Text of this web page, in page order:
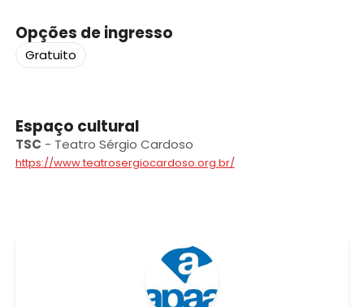
Opções de ingresso
Gratuito
Espaço cultural
TSC - Teatro Sérgio Cardoso
https://www.teatrosergiocardoso.org.br/